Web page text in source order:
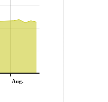
Aug.